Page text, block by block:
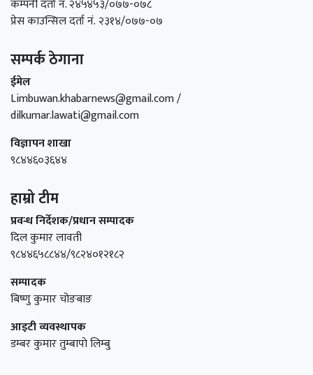
कम्पनी दर्ता नं. २४५४५३/०७७-०७८
प्रेस काउन्सिल दर्ता नं. २३१४/०७७-०७
सम्पर्क ठेगाना
ईमेल
Limbuwan.khabarnews@gmail.com /
dilkumar.lawati@gmail.com
विज्ञापन शाखा
९८४४६०३६४४
हाम्रो टीम
प्रवन्ध निर्देशक/प्रधान सम्पादक
दिल कुमार लावती
९८४४६५८८४४/९८२४०१२१८२
सम्पादक
बिष्णु कुमार चोङबाङ
आइटी व्यवस्थापक
डम्बर कुमार तुम्बापाे लिम्बु